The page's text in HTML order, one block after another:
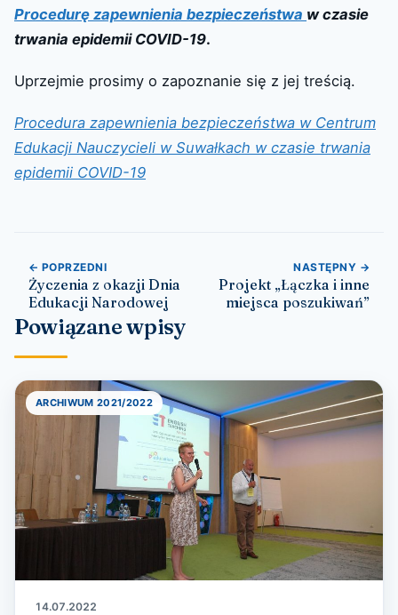
Procedurę zapewnienia bezpieczeństwa w czasie
trwania epidemii COVID-19.
Uprzejmie prosimy o zapoznanie się z jej treścią.
Procedura zapewnienia bezpieczeństwa w Centrum
Edukacji Nauczycieli w Suwałkach w czasie trwania
epidemii COVID-19
Nawigacja wpisu
← POPRZEDNI
Życzenia z okazji Dnia
Edukacji Narodowej
NASTĘPNY →
Projekt „Łączka i inne
miejsca poszukiwań”
Powiązane wpisy
ARCHIWUM 2021/2022
14.07.2022